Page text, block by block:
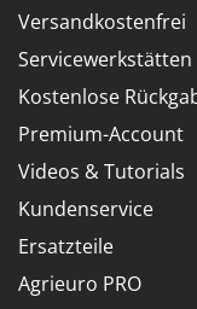
M
Manuelle
Mehrzweck-
Minibacköfen
Motorhacken -
Motorspritzen
Mulcher für
Fama Industrie
Famag
Famur
FARMER
FBC
Ferrari Group
Ferroni
Versandkostenfrei
Servicewerkstätten
Kostenlose
Premium-Account
Videos & Tutorials
Kundenservice
Ersatzteile
Agrieuro PRO